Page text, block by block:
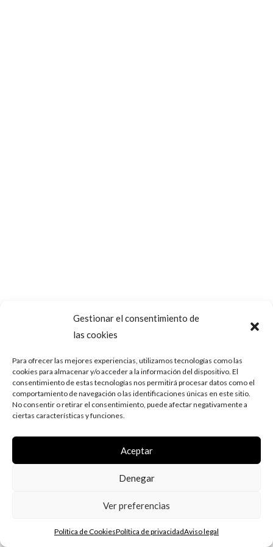
Gestionar el consentimiento de
las cookies
Para ofrecer las mejores experiencias, utilizamos tecnologías como las
cookies para almacenar y/o acceder a la información del dispositivo. El
consentimiento de estas tecnologías nos permitirá procesar datos como el
comportamiento de navegación o las identificaciones únicas en este sitio.
No consentir o retirar el consentimiento, puede afectar negativamente a
ciertas características y funciones.
Aceptar
Denegar
Ver preferencias
Política de CookiesPolítica de privacidadAviso legal